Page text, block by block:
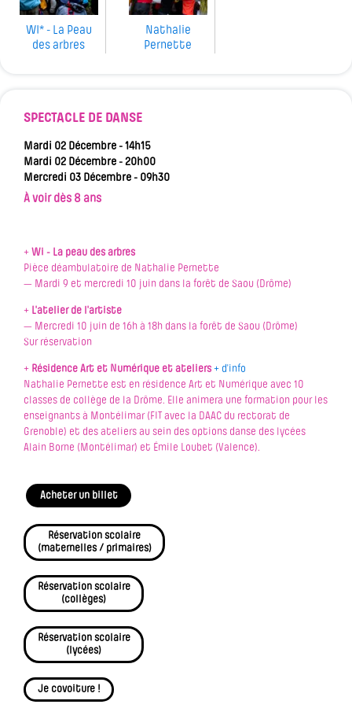
WI* - La Peau
des arbres
Nathalie
Pernette
SPECTACLE DE DANSE
Mardi 02 Décembre - 14h15
Mardi 02 Décembre - 20h00
Mercredi 03 Décembre - 09h30
À voir dès 8 ans
+ Wi - La peau des arbres
Pièce déambulatoire de Nathalie Pernette
— Mardi 9 et mercredi 10 juin dans la forêt de Saou (Drôme)
+ L'atelier de l'artiste
— Mercredi 10 juin de 16h à 18h dans la forêt de Saou (Drôme)
Sur réservation
+ Résidence Art et Numérique et ateliers + d'info
Nathalie Pernette est en résidence Art et Numérique avec 10
classes de collège de la Drôme. Elle animera une formation pour les
enseignants à Montélimar (FIT avec la DAAC du rectorat de
Grenoble) et des ateliers au sein des options danse des lycées
Alain Borne (Montélimar) et Émile Loubet (Valence).
Acheter un billet
Réservation scolaire
(maternelles / primaires)
Réservation scolaire
(collèges)
Réservation scolaire
(lycées)
Je covoiture !